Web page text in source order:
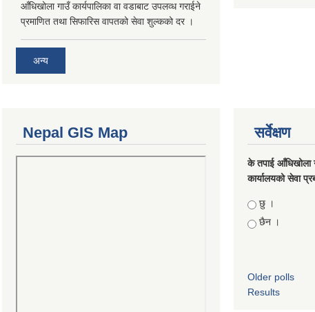
आँधिखोला गाउँ कार्यपालिका वा वडाबाट उपलव्ध गराईने
प्रमाणित तथा सिफारिस वापतको सेवा शुल्कको दर ।
अन्य
Nepal GIS Map सर्वेक्षण
के तपाई आँधिखोला
कार्यालयको सेवा
Choices
छु ।
छैन ।
Older polls
Results